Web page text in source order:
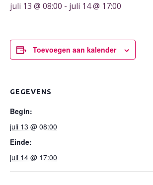
juli 13 @ 08:00 - juli 14 @ 17:00
Toevoegen aan kalender
GEGEVENS
Begin:
juli 13 @ 08:00
Einde:
juli 14 @ 17:00